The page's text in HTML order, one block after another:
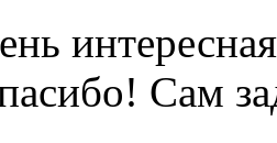
Сам